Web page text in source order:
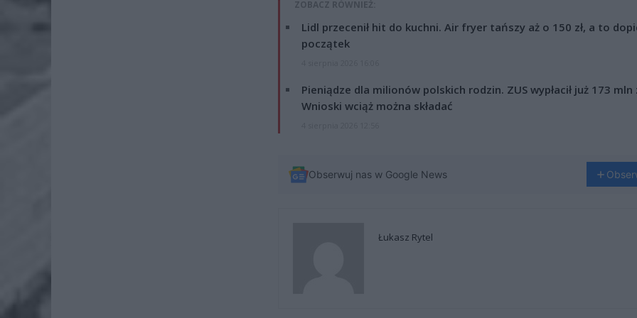
ZOBACZ RÓWNIEŻ:
Lidl przecenił hit do kuchni. Air fryer tańszy aż o 150 zł, a to
początek
Pieniądze dla milionów polskich rodzin. ZUS wypłacił już 173 mln
Wnioski wciąż można składać
Obserwuj nas w Google News
Łukasz Rytel